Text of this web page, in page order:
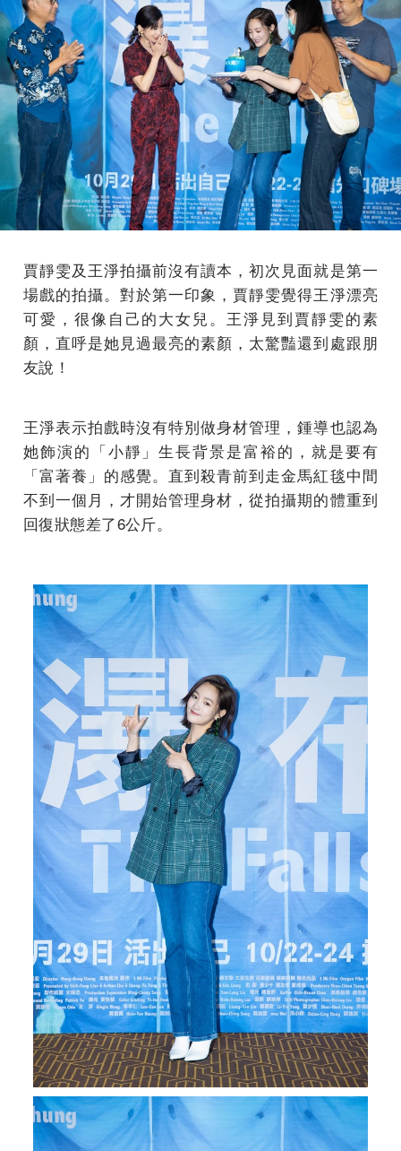
賈靜雯及王淨拍攝前沒有讀本，初次見面就是第一
場戲的拍攝。對於第一印象，賈靜雯覺得王淨漂亮
可愛，很像自己的大女兒。王淨見到賈靜雯的素
顏，直呼是她見過最亮的素顏，太驚豔還到處跟朋
友說！
王淨表示拍戲時沒有特別做身材管理，鍾導也認為
她飾演的「小靜」生長背景是富裕的，就是要有
「富著養」的感覺。直到殺青前到走金馬紅毯中間
不到一個月，才開始管理身材，從拍攝期的體重到
回復狀態差了6公斤。